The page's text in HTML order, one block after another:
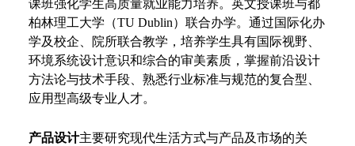
课班强化学生高质量就业能力培养。英文授课班与都
柏林理工大学（TU Dublin）联合办学。通过国际化办
学及校企、院所联合教学，培养学生具有国际视野、
环境系统设计意识和综合的审美素质，掌握前沿设计
方法论与技术手段、熟悉行业标准与规范的复合型、
应用型高级专业人才。
产品设计主要研究现代生活方式与产品及市场的关